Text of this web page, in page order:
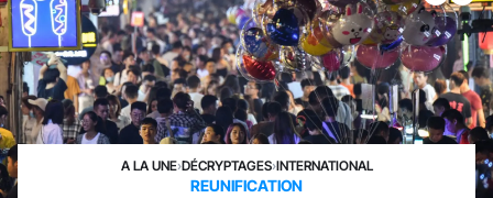
A LA UNE›DÉCRYPTAGES›INTERNATIONAL
REUNIFICATION